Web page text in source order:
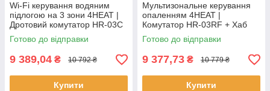
Wi-Fi керування водяним
підлогою на 3 зони 4HEAT |
Дротовий комутатор HR-03C
+ Регулятор АЕ-667.WF (3
шт.)
Готово до відправки
9 389,04 ₴ 10 792 ₴
Купити
Мультизональне керування
опаленням 4HEAT |
Комутатор HR-03RF + Хаб
EGW01 + Сервопривод ATR
(4 шт.)
Готово до відправки
9 377,73 ₴ 10 779 ₴
Купити